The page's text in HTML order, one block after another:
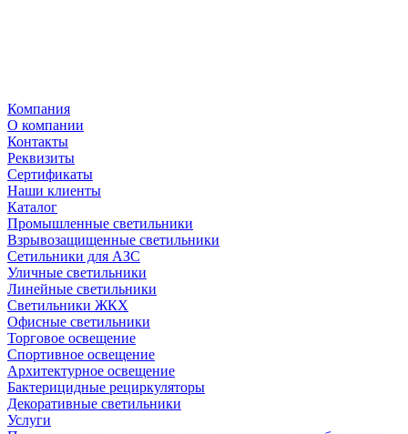
Компания
О компании
Контакты
Реквизиты
Сертификаты
Наши клиенты
Каталог
Промышленные светильники
Взрывозащищенные светильники
Сетильники для АЗС
Уличные светильники
Линейные светильники
Светильники ЖКХ
Офисные светильники
Торговое освещение
Спортивное освещение
Архитектурное освещение
Бактерицидные рециркуляторы
Декоративные светильники
Услуги